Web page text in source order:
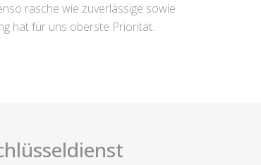
rasche wie zuverlässige sowie
hat für uns oberste Priorität.